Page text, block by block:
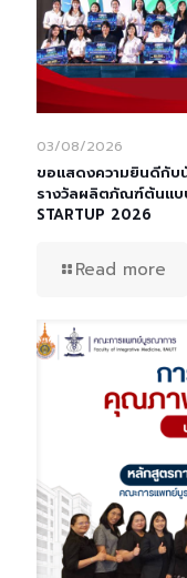
03/08/2026
ขอแสดงความยินดีกับ
รางวัลผลิตภัณฑ์ต้นแบ
STARTUP 2026
Read more